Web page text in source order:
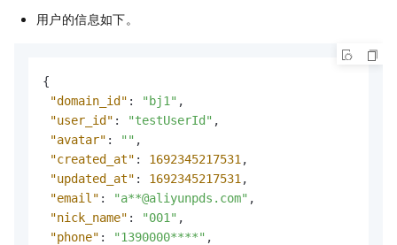
用户的信息如下。
{
"domain_id" : "bj1" ,
"user_id" : "testUserId" ,
"avatar" : "" ,
"created_at" : 1692345217531 ,
"updated_at" : 1692345217531 ,
"email" : "a**@aliyunpds.com" ,
"nick_name" : "001" ,
"phone" : "1390000****" ,